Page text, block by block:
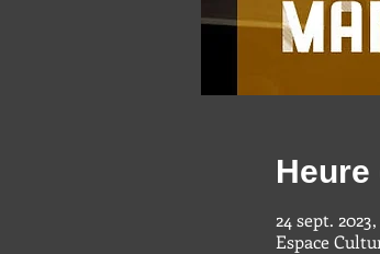
Heure
24 sept.
Espace